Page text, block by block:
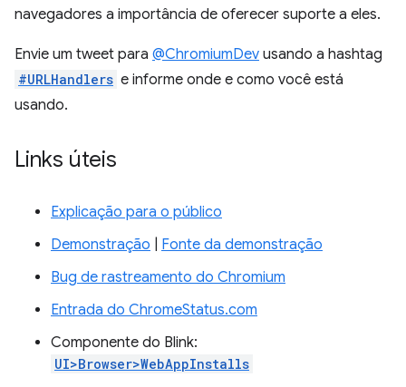
navegadores a importância de oferecer suporte a eles.
Envie um tweet para @ChromiumDev usando a hashtag
#URLHandlers e informe onde e como você está
usando.
Links úteis
Explicação para o público
Demonstração
Fonte da demonstração
Bug de rastreamento do Chromium
Entrada do ChromeStatus.com
Componente do Blink:
UI>Browser>WebAppInstalls